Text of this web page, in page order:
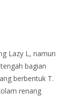
Lazy L, namun
bagian
berbentuk T.
renang